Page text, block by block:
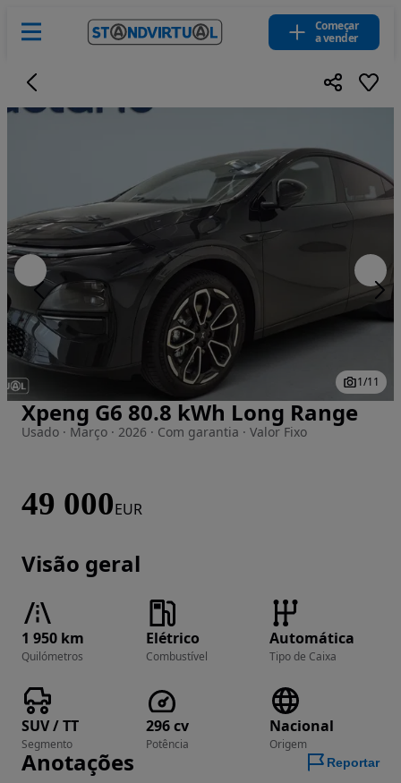
Começar
a vender
Imagem 1 de 11
1/11
Xpeng G6 80.8 kWh Long Range
Usado · Março · 2026 · Com garantia · Valor Fixo
49 000EUR
Visão geral
1 950 km
Quilómetros
Elétrico
Combustível
Automática
Tipo de Caixa
SUV / TT
Segmento
296 cv
Potência
Nacional
Origem
Anotações Reportar